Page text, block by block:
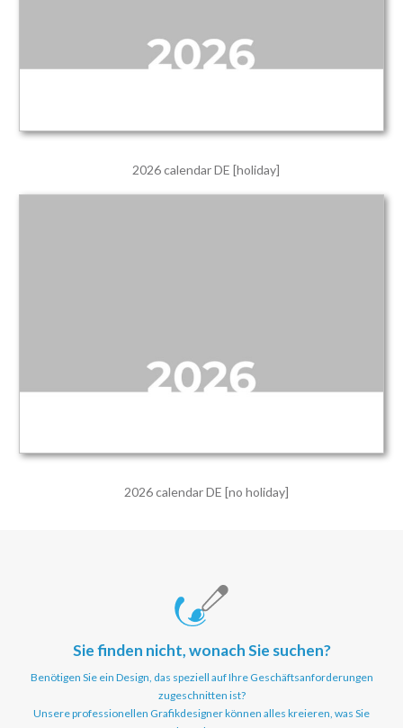
2026 calendar DE [holiday]
2026 calendar DE [no holiday]
Sie finden nicht, wonach Sie suchen?
Benötigen Sie ein Design, das speziell auf Ihre Geschäftsanforderungen
zugeschnitten ist?
Unsere professionellen Grafikdesigner können alles kreieren, was Sie